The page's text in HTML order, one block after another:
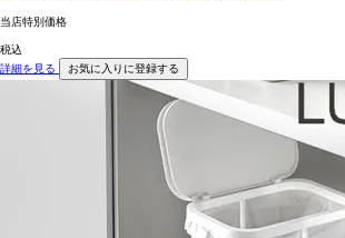
当店特別価格
税込
詳細を見る
お気に入りに登録する